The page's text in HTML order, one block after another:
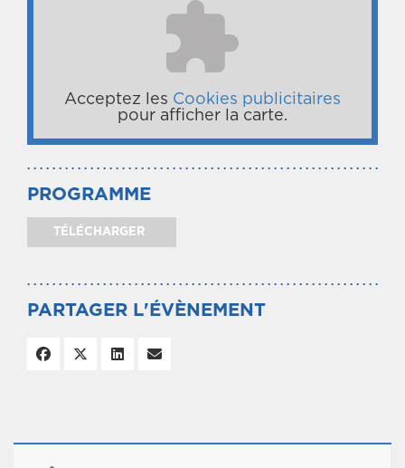
Acceptez les Cookies publicitaires
pour afficher la carte.
PROGRAMME
TÉLÉCHARGER
PARTAGER L'ÉVÈNEMENT